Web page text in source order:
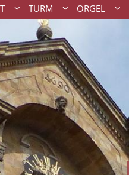
TURM ORGEL